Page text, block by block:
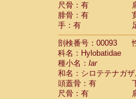
尺骨：有
腓骨：有
手：有
剖検番号：00093
科名：Hylobatidae
種小名： lar
和名：シロテテナガ
頭蓋骨：有
尺骨：有